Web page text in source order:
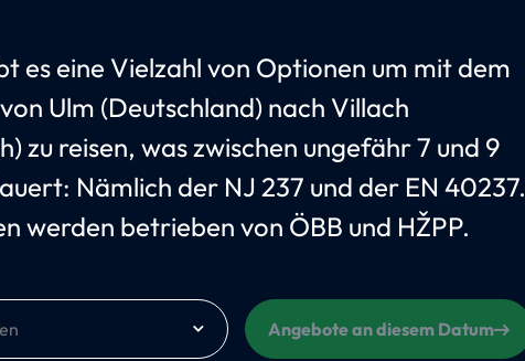
es eine Vielzahl von Optionen um mit dem
Ulm (Deutschland) nach Villach
zu reisen, was zwischen ungefähr 7 und 9
Nämlich der NJ 237 und der EN 40237.
werden betrieben von ÖBB und HŽPP.
Angebote an diesem Datum